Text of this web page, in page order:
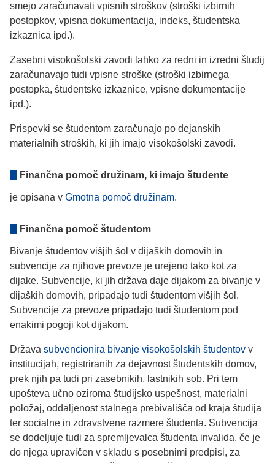
smejo zaračunavati vpisnih stroškov (stroški izbirnih
postopkov, vpisna dokumentacija, indeks, študentska
izkaznica ipd.).
Zasebni visokošolski zavodi lahko za redni in izredni študij
zaračunavajo tudi vpisne stroške (stroški izbirnega
postopka, študentske izkaznice, vpisne dokumentacije
ipd.).
Prispevki se študentom zaračunajo po dejanskih
materialnih stroških, ki jih imajo visokošolski zavodi.
Finančna pomoč družinam, ki imajo študente
je opisana v Gmotna pomoč družinam.
Finančna pomoč študentom
Bivanje študentov višjih šol v dijaških domovih in
subvencije za njihove prevoze je urejeno tako kot za
dijake. Subvencije, ki jih država daje dijakom za bivanje v
dijaških domovih, pripadajo tudi študentom višjih šol.
Subvencije za prevoze pripadajo tudi študentom pod
enakimi pogoji kot dijakom.
Država subvencionira bivanje visokošolskih študentov v
institucijah, registriranih za dejavnost študentskih domov,
prek njih pa tudi pri zasebnikih, lastnikih sob. Pri tem
upošteva učno oziroma študijsko uspešnost, materialni
položaj, oddaljenost stalnega prebivališča od kraja študija
ter socialne in zdravstvene razmere študenta. Subvencija
se dodeljuje tudi za spremljevalca študenta invalida, če je
do njega upravičen v skladu s posebnimi predpisi, za